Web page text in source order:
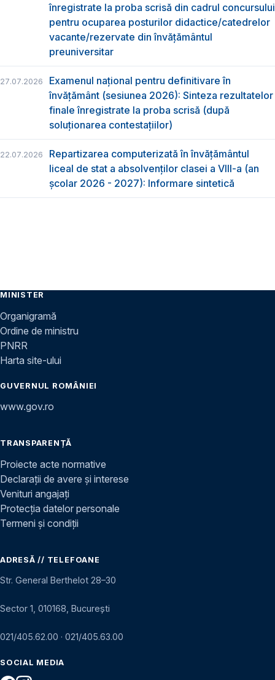
înregistrate la proba scrisă din cadrul concursului
pentru ocuparea posturilor didactice/catedrelor
vacante/rezervate din învăţământul
preuniversitar
27.07.2026
Examenul național pentru definitivare în
învățământ (sesiunea 2026): Sinteza rezultatelor
finale înregistrate la proba scrisă (după
soluționarea contestațiilor)
22.07.2026
Repartizarea computerizată în învăţământul
liceal de stat a absolvenţilor clasei a VIII-a (an
școlar 2026 - 2027): Informare sintetică
MINISTER
Organigramă
Ordine de ministru
PNRR
Harta site-ului
GUVERNUL ROMÂNIEI
www.gov.ro
TRANSPARENȚĂ
Proiecte acte normative
Declarații de avere și interese
Venituri angajați
Protecția datelor personale
Termeni și condiții
ADRESĂ // TELEFOANE
Str. General Berthelot 28–30
Sector 1, 010168, București
021/405.62.00 · 021/405.63.00
SOCIAL MEDIA